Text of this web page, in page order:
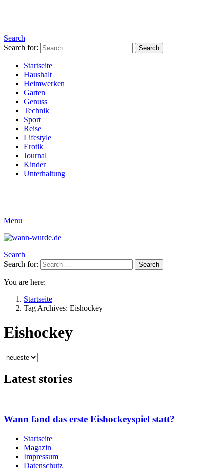
Search
Search for:
Search
Startseite
Haushalt
Heimwerken
Garten
Genuss
Technik
Sport
Reise
Lifestyle
Erotik
Journal
Kinder
Unterhaltung
Menu
Search
Search for:
Search
You are here:
Startseite
Tag Archives: Eishockey
Eishockey
Latest stories
Wann fand das erste Eishockeyspiel statt?
Startseite
Magazin
Impressum
Datenschutz